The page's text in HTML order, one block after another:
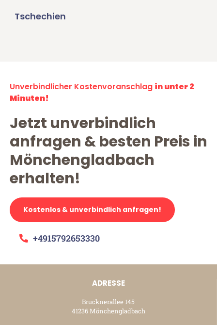
Tschechien
Unverbindlicher Kostenvoranschlag in unter 2
Minuten!
Jetzt unverbindlich
anfragen & besten Preis in
Mönchengladbach
erhalten!
Kostenlos & unverbindlich anfragen!
+4915792653330
ADRESSE
Brucknerallee 145
41236 Mönchengladbach